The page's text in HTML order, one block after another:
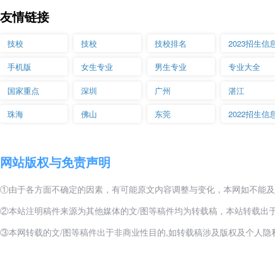
友情链接
技校 技校 技校排名 2023招生信
手机版 女生专业 男生专业 专业大全
国家重点 深圳 广州 湛江
珠海 佛山 东莞 2022招生信
网站版权与免责声明
①由于各方面不确定的因素，有可能原文内容调整与变化，本网如不能
②本站注明稿件来源为其他媒体的文/图等稿件均为转载稿，本站转载
③本网转载的文/图等稿件出于非商业性目的,如转载稿涉及版权及个人